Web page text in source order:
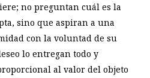
no preguntan cuál es la
sino que aspiran a una
con la voluntad de su
lo entregan todo y
al valor del objeto